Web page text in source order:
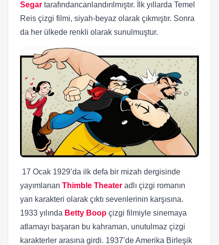
Segar tarafındancanlandırılmıştır. İlk yıllarda Temel
Reis çizgi filmi, siyah-beyaz olarak çıkmıştır. Sonra
da her ülkede renkli olarak sunulmuştur.
17 Ocak 1929’da ilk defa bir mizah dergisinde
yayımlanan Thimble Theater adlı çizgi romanın
yan karakteri olarak çıktı sevenlerinin karşısına.
1933 yılında Betty Boop çizgi filmiyle sinemaya
atlamayı başaran bu kahraman, unutulmaz çizgi
karakterler arasına girdi. 1937’de Amerika Birleşik